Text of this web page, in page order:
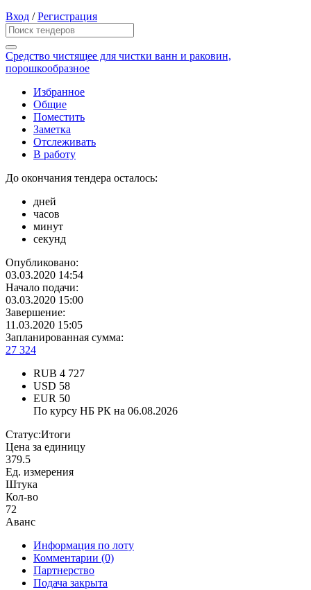
Вход /Регистрация
Средство чистящее для чистки ванн и раковин,
порошкообразное
Избранное
Общие
Поместить
Заметка
Отслеживать
В работу
До окончания тендера осталось:
дней
часов
минут
секунд
Опубликовано:
03.03.2020 14:54
Начало подачи:
03.03.2020 15:00
Завершение:
11.03.2020 15:05
Запланированная сумма:
27 324
RUB 4 727
USD 58
EUR 50
По курсу НБ РК на 06.08.2026
Статус:Итоги
Цена за единицу
379.5
Ед. измерения
Штука
Кол-во
72
Аванс
Информация по лоту
Комментарии (0)
Партнерство
Подача закрыта